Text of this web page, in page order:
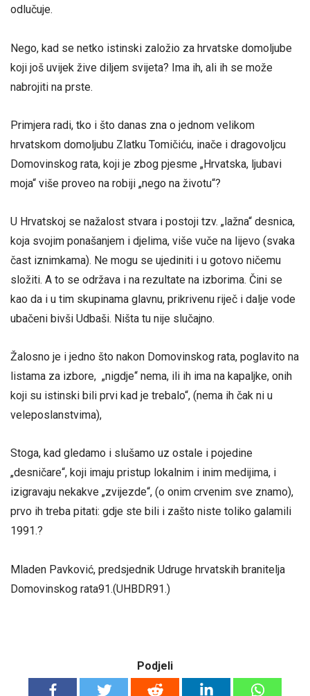
odlučuje.
Nego, kad se netko istinski založio za hrvatske domoljube
koji još uvijek žive diljem svijeta? Ima ih, ali ih se može
nabrojiti na prste.
Primjera radi, tko i što danas zna o jednom velikom
hrvatskom domoljubu Zlatku Tomičiću, inače i dragovoljcu
Domovinskog rata, koji je zbog pjesme „Hrvatska, ljubavi
moja“ više proveo na robiji „nego na životu“?
U Hrvatskoj se nažalost stvara i postoji tzv. „lažna“ desnica,
koja svojim ponašanjem i djelima, više vuče na lijevo (svaka
čast iznimkama). Ne mogu se ujediniti i u gotovo ničemu
složiti. A to se održava i na rezultate na izborima. Čini se
kao da i u tim skupinama glavnu, prikrivenu riječ i dalje vode
ubačeni bivši Udbaši. Ništa tu nije slučajno.
Žalosno je i jedno što nakon Domovinskog rata, poglavito na
listama za izbore, „nigdje“ nema, ili ih ima na kapaljke, onih
koji su istinski bili prvi kad je trebalo“, (nema ih čak ni u
veleposlanstvima),
Stoga, kad gledamo i slušamo uz ostale i pojedine
„desničare“, koji imaju pristup lokalnim i inim medijima, i
izigravaju nekakve „zvijezde“, (o onim crvenim sve znamo),
prvo ih treba pitati: gdje ste bili i zašto niste toliko galamili
1991.?
Mladen Pavković, predsjednik Udruge hrvatskih branitelja
Domovinskog rata91.(UHBDR91.)
Podjeli